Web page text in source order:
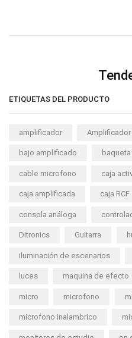
ETIQUETAS DEL PRODUCTO
amplificador
bajo amplificado baqueta
cable microfono caja
caja amplificada caja RCF
consola análoga
Ditronics Guitarra
iluminación de escenarios
luces maquina de efecto
micro microfono
microfono inalambrico